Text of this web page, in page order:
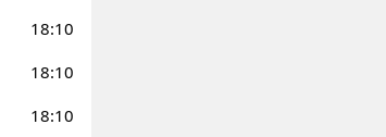
18:10
18:10
18:10